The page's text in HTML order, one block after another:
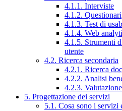
4.1.1. Interviste
4.1.2. Questionari
4.1.3. Test di
4.1.4. Web
4.1.5. Strumenti
utente
4.2. Ricerca secondaria
4.2.1. Ricerca
4.2.2. Analisi
4.2.3.
5. Progettazione dei servizi
5.1. Cosa sono i servizi